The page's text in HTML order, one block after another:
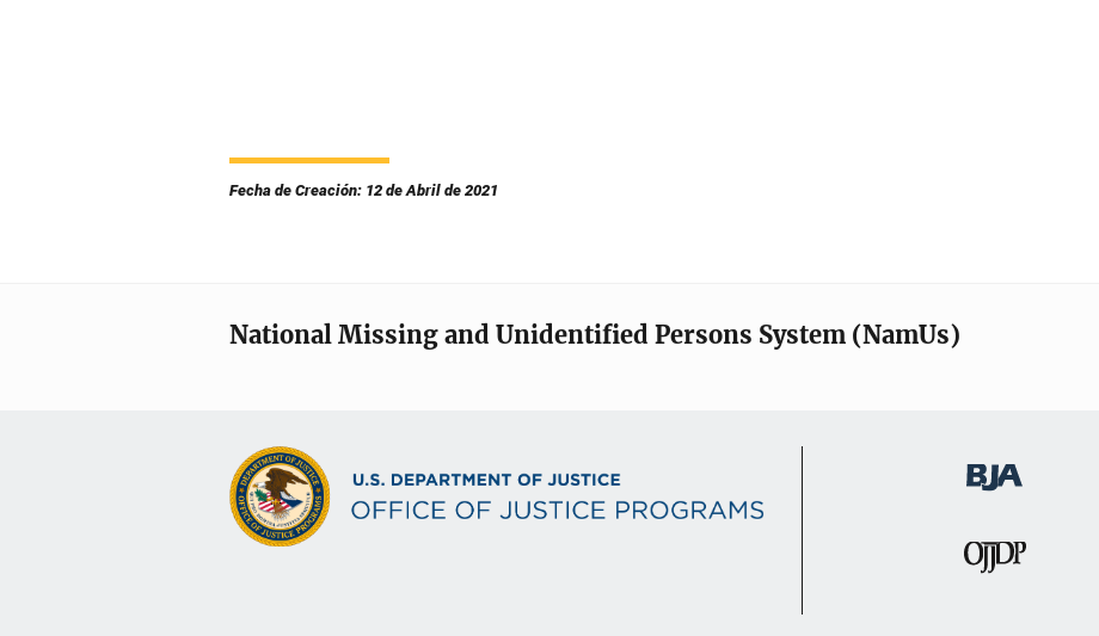
Fecha de Creación: 12 de Abril de 2021
National Missing and Unidentified Persons System (NamUs)